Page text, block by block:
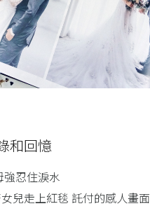
和回憶
忍住淚水
兒走上紅毯 託付的感人畫面